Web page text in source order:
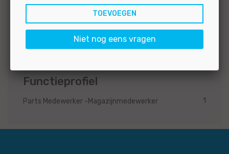
Minder dan 1 jaar
1
Functieprofiel
Parts Medewerker -Magazijnmedewerker 1
Niet nog eens vragen